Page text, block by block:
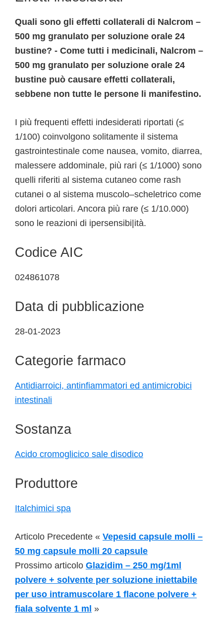
Quali sono gli effetti collaterali di Nalcrom –
500 mg granulato per soluzione orale 24
bustine? - Come tutti i medicinali, Nalcrom –
500 mg granulato per soluzione orale 24
bustine può causare effetti collaterali,
sebbene non tutte le persone li manifestino.
I più frequenti effetti indesiderati riportati (≤
1/100) coinvolgono solitamente il sistema
gastrointestinale come nausea, vomito, diarrea,
malessere addominale, più rari (≤ 1/1000) sono
quelli riferiti al sistema cutaneo come rash
cutanei o al sistema muscolo–scheletrico come
dolori articolari. Ancora più rare (≤ 1/10.000)
sono le reazioni di ipersensibi|ità.
Codice AIC
024861078
Data di pubblicazione
28-01-2023
Categorie farmaco
Antidiarroici, antinfiammatori ed antimicrobici
intestinali
Sostanza
Acido cromoglicico sale disodico
Produttore
Italchimici spa
Articolo Precedente « Vepesid capsule molli –
50 mg capsule molli 20 capsule
Prossimo articolo Glazidim – 250 mg/1ml
polvere + solvente per soluzione iniettabile
per uso intramuscolare 1 flacone polvere +
fiala solvente 1 ml »